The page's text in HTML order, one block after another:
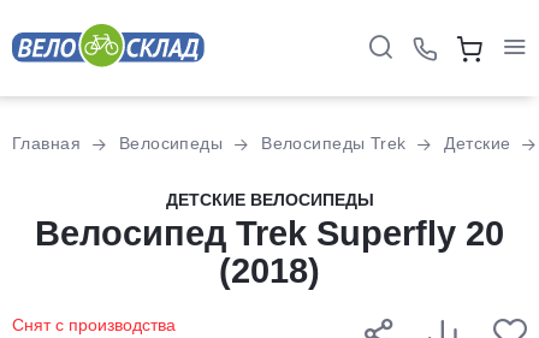
Главная Велосипеды Велосипеды Trek Детские
ДЕТСКИЕ ВЕЛОСИПЕДЫ
Велосипед Trek Superfly 20
(2018)
Снят с производства
Разбейте
оплатуна части
без переплат